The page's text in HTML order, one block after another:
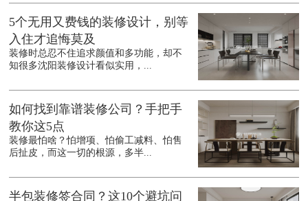
5个无用又费钱的装修设计，别等
入住才追悔莫及
装修时总忍不住追求颜值和多功能，却不
知很多沈阳装修设计看似实用，...
如何找到靠谱装修公司？手把手
教你这5点
装修最怕啥？怕增项、怕偷工减料、怕售
后扯皮，而这一切的根源，多半...
半包装修签合同？这10个避坑问